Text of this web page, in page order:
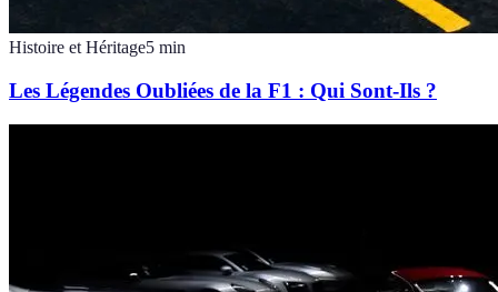
Histoire et Héritage5 min
Les Légendes Oubliées de la F1 : Qui Sont-Ils ?